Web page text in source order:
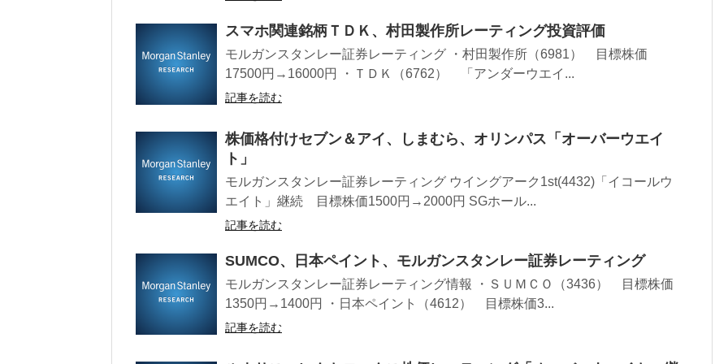
スマホ関連銘柄ＴＤＫ、村田製作所レーティング投資評価
モルガンスタンレー証券レーティング ・村田製作所（6981） 目標株価
17500円→16000円 ・ＴＤＫ（6762） 「アンダーウエイ...
記事を読む
株価格付けセブン＆アイ、しまむら、オリンパス「オーバーウエイ
ト」
モルガンスタンレー証券レーティング ウイングアーク1st(4432)「イコールウ
エイト」継続 目標株価1500円→2000円 SGホール...
記事を読む
SUMCO、日本ペイント、モルガンスタンレー証券レーティング
モルガンスタンレー証券レーティング情報 ・ＳＵＭＣＯ（3436） 目標株価
1350円→1400円 ・日本ペイント（4612） 目標株価3...
記事を読む